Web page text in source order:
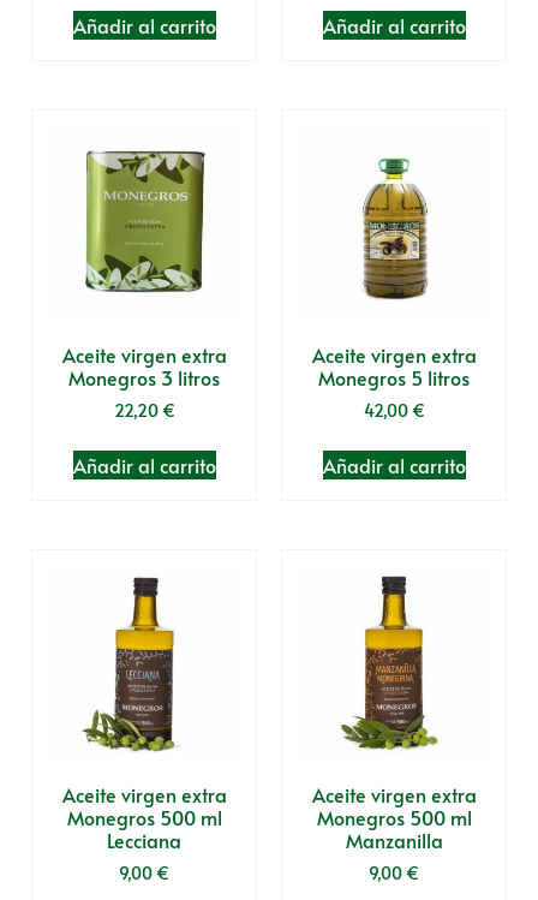
Añadir al carrito Añadir al carrito
Aceite virgen extra
Monegros 3 litros
22,20 €
Añadir al carrito
Aceite virgen extra
Monegros 5 litros
42,00 €
Añadir al carrito
Aceite virgen extra
Monegros 500 ml
Lecciana
9,00 €
Aceite virgen extra
Monegros 500 ml
Manzanilla
9,00 €